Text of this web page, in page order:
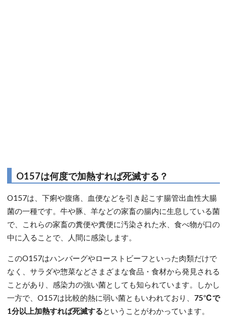
O157は何度で加熱すれば死滅する？
O157は、下痢や腹痛、血便などを引き起こす腸管出血性大腸
菌の一種です。牛や豚、羊などの家畜の腸内に生息している菌
で、これらの家畜の糞便や糞便に汚染された水、食べ物が口の
中に入ることで、人間に感染します。
このO157はハンバーグやローストビーフといった肉類だけで
なく、サラダや惣菜などさまざまな食品・食材から発見される
ことがあり、感染力の強い菌としても知られています。しかし
一方で、O157は比較的熱に弱い菌ともいわれており、 75℃で
1分以上加熱すれば死滅するということがわかっています。